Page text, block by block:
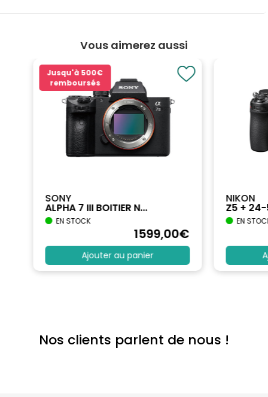
Vous aimerez aussi
Jusqu'à 500€
remboursés
SONY
ALPHA 7 III BOITIER N...
EN STOCK
1599,00€
Ajouter au panier
NIKON
Z5 +
EN
Nos clients parlent de nous !